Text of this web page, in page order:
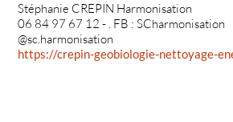
Stéphanie CREPIN Harmonisation
06 84 97 67 12 - . FB : SCharmonisation
@sc.harmonisation
https://crepin-geobiologie-nettoyage-